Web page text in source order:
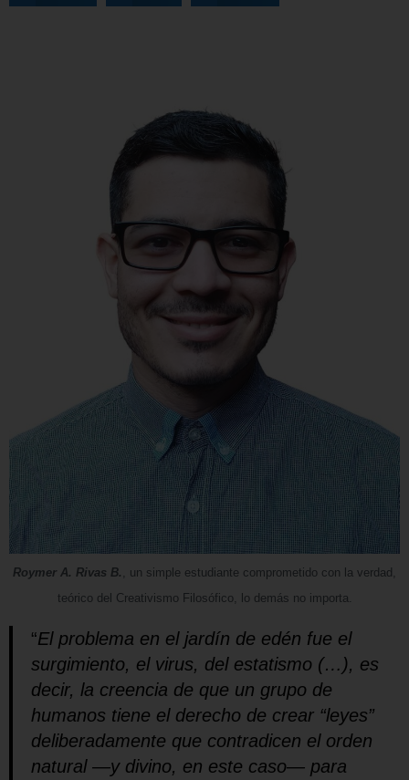
Roymer A. Rivas B.
, un simple estudiante comprometido con la verdad,
teórico del Creativismo Filosófico, lo demás no importa.
“El problema en el jardín de edén fue el
surgimiento, el virus, del estatismo (…), es
decir, la creencia de que un grupo de
humanos tiene el derecho de crear “leyes”
deliberadamente que contradicen el orden
natural —y divino, en este caso— para